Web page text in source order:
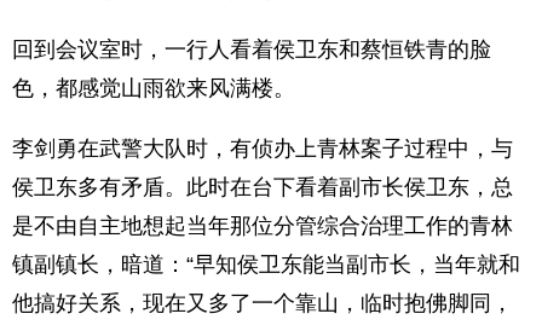
回到会议室时，一行人看着侯卫东和蔡恒铁青的脸
色，都感觉山雨欲来风满楼。
李剑勇在武警大队时，有侦办上青林案子过程中，与
侯卫东多有矛盾。此时在台下看着副市长侯卫东，总
是不由自主地想起当年那位分管综合治理工作的青林
镇副镇长，暗道：“早知侯卫东能当副市长，当年就和
他搞好关系，现在又多了一个靠山，临时抱佛脚同，